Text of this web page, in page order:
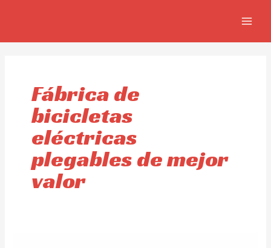
Fábrica de
bicicletas
eléctricas
plegables de mejor
valor